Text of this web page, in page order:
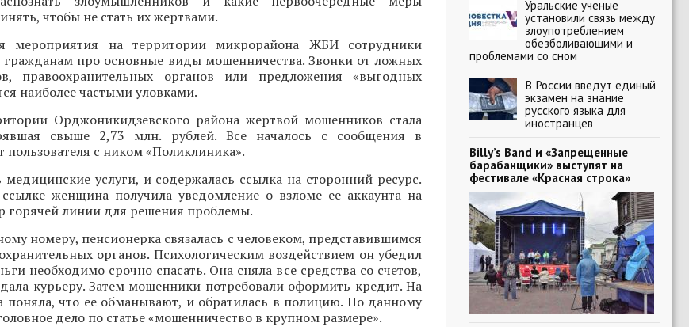
чтобы не стать их жертвами.
мероприятия на территории микрорайона ЖБИ сотрудники
гражданам про основные виды мошенничества. Звонки от ложных
правоохранительных органов или предложения «выгодных
наиболее частыми уловками.
Орджоникидзевского района жертвой мошенников стала
свыше 2,73 млн. рублей. Все началось с сообщения в
пользователя с ником «Поликлиника».
услуги, и содержалась ссылка на сторонний ресурс.
женщина получила уведомление о взломе ее аккаунта на
горячей линии для решения проблемы.
номеру, пенсионерка связалась с человеком, представившимся
органов. Психологическим воздействием он убедил
необходимо срочно спасать. Она сняла все средства со счетов,
курьеру. Затем мошенники потребовали оформить кредит. На
поняла, что ее обманывают, и обратилась в полицию. По данному
дело по статье «мошенничество в крупном размере».
Уральские ученые
установили связь между
злоупотреблением
обезболивающими и
проблемами со сном
В России введут единый
экзамен на знание
русского языка для
иностранцев
Billy’s Band и «Запрещенные
барабанщики» выступят на
фестивале «Красная строка»